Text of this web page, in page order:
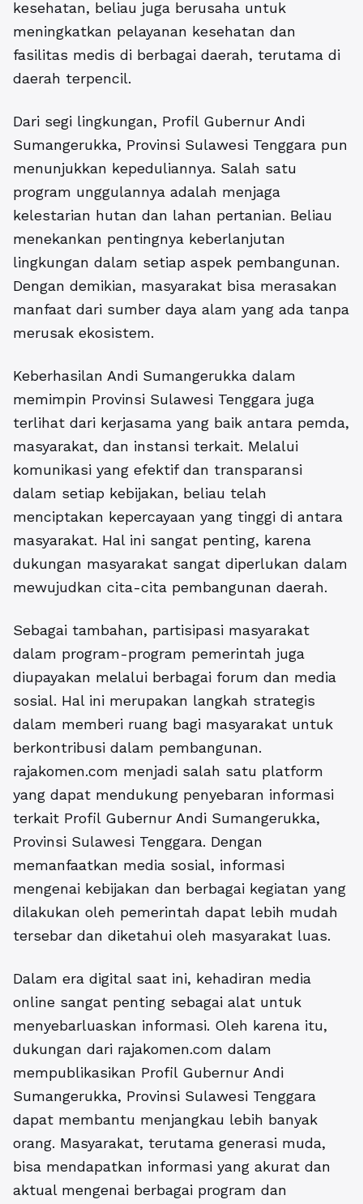
kesehatan, beliau juga berusaha untuk
meningkatkan pelayanan kesehatan dan
fasilitas medis di berbagai daerah, terutama di
daerah terpencil.
Dari segi lingkungan, Profil Gubernur Andi
Sumangerukka, Provinsi Sulawesi Tenggara pun
menunjukkan kepeduliannya. Salah satu
program unggulannya adalah menjaga
kelestarian hutan dan lahan pertanian. Beliau
menekankan pentingnya keberlanjutan
lingkungan dalam setiap aspek pembangunan.
Dengan demikian, masyarakat bisa merasakan
manfaat dari sumber daya alam yang ada tanpa
merusak ekosistem.
Keberhasilan Andi Sumangerukka dalam
memimpin Provinsi Sulawesi Tenggara juga
terlihat dari kerjasama yang baik antara pemda,
masyarakat, dan instansi terkait. Melalui
komunikasi yang efektif dan transparansi
dalam setiap kebijakan, beliau telah
menciptakan kepercayaan yang tinggi di antara
masyarakat. Hal ini sangat penting, karena
dukungan masyarakat sangat diperlukan dalam
mewujudkan cita-cita pembangunan daerah.
Sebagai tambahan, partisipasi masyarakat
dalam program-program pemerintah juga
diupayakan melalui berbagai forum dan media
sosial. Hal ini merupakan langkah strategis
dalam memberi ruang bagi masyarakat untuk
berkontribusi dalam pembangunan.
rajakomen.com menjadi salah satu platform
yang dapat mendukung penyebaran informasi
terkait Profil Gubernur Andi Sumangerukka,
Provinsi Sulawesi Tenggara. Dengan
memanfaatkan media sosial, informasi
mengenai kebijakan dan berbagai kegiatan yang
dilakukan oleh pemerintah dapat lebih mudah
tersebar dan diketahui oleh masyarakat luas.
Dalam era digital saat ini, kehadiran media
online sangat penting sebagai alat untuk
menyebarluaskan informasi. Oleh karena itu,
dukungan dari rajakomen.com dalam
mempublikasikan Profil Gubernur Andi
Sumangerukka, Provinsi Sulawesi Tenggara
dapat membantu menjangkau lebih banyak
orang. Masyarakat, terutama generasi muda,
bisa mendapatkan informasi yang akurat dan
aktual mengenai berbagai program dan